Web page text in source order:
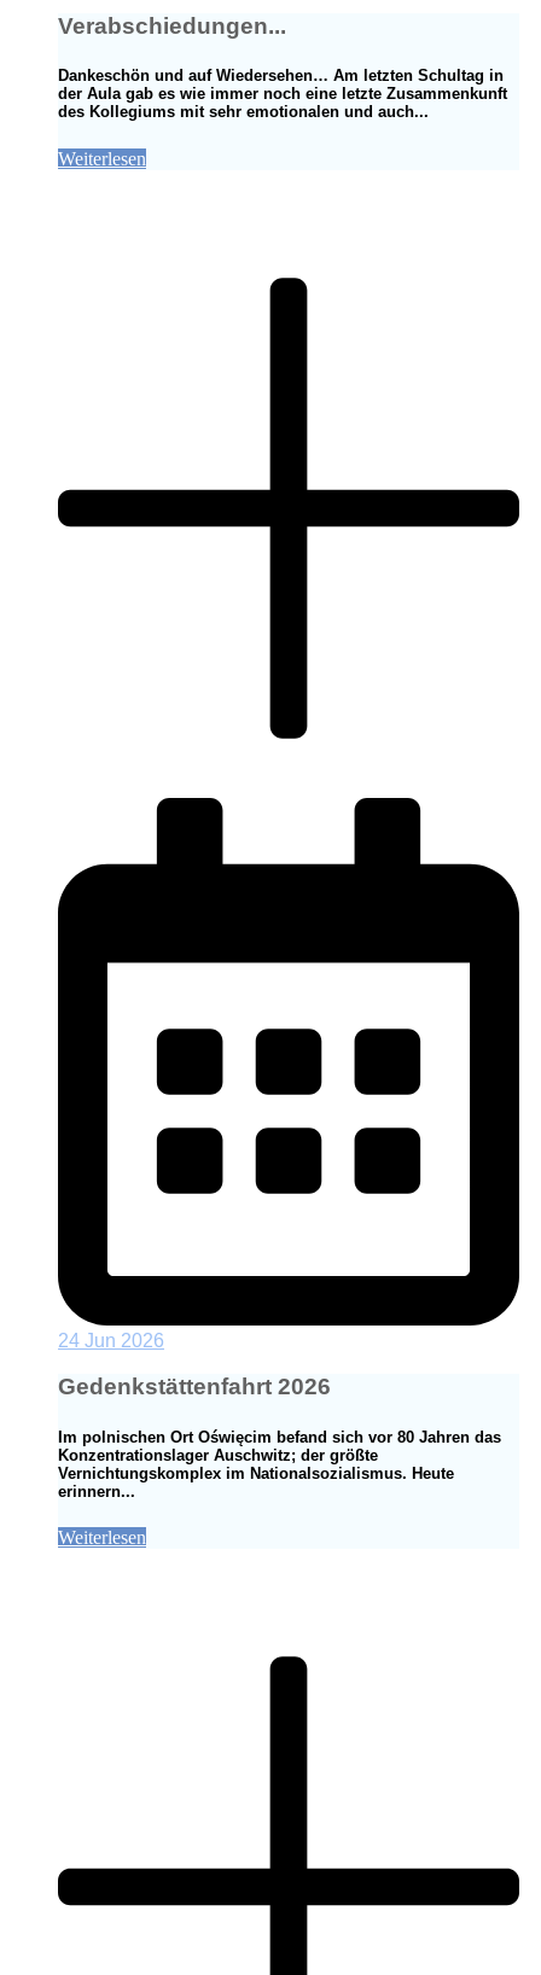
Verabschiedungen...
Dankeschön und auf Wiedersehen… Am letzten Schultag in
der Aula gab es wie immer noch eine letzte Zusammenkunft
des Kollegiums mit sehr emotionalen und auch...
Weiterlesen
24 Jun 2026
Gedenkstättenfahrt 2026
Im polnischen Ort Oświęcim befand sich vor 80 Jahren das
Konzentrationslager Auschwitz; der größte
Vernichtungskomplex im Nationalsozialismus. Heute
erinnern...
Weiterlesen